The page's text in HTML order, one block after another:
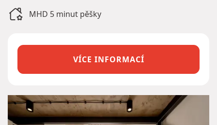
MHD 5 minut pěšky
VÍCE INFORMACÍ